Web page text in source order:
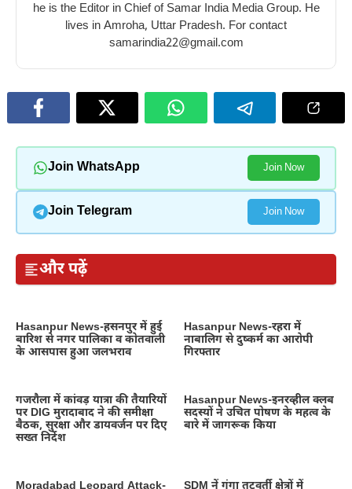
he is the Editor in Chief of Samar India Media Group. He
lives in Amroha, Uttar Pradesh. For contact
samarindia22@gmail.com
Join WhatsApp Join Now
Join Telegram Join Now
और पढ़ें
Hasanpur News-हसनपुर में हुई
बारिश से नगर पालिका व कोतवाली
के आसपास हुआ जलभराव
Hasanpur News-रहरा में
नाबालिग से दुष्कर्म का आरोपी
गिरफ्तार
गजरौला में कांवड़ यात्रा की तैयारियों
पर DIG मुरादाबाद ने की समीक्षा
बैठक, सुरक्षा और डायवर्जन पर दिए
सख्त निर्देश
Hasanpur News-इनरव्हील क्लब
सदस्यों ने उचित पोषण के महत्व के
बारे में जागरूक किया